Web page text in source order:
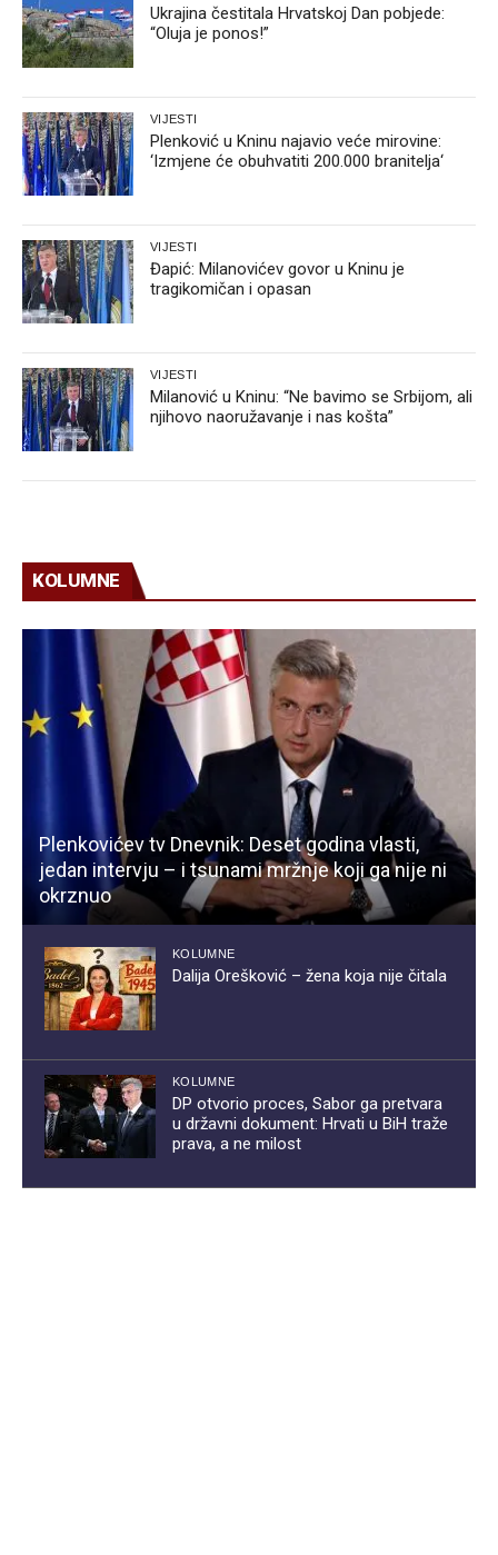
Ukrajina čestitala Hrvatskoj Dan pobjede:
“Oluja je ponos!”
VIJESTI
Plenković u Kninu najavio veće mirovine:
‘Izmjene će obuhvatiti 200.000 branitelja‘
VIJESTI
Đapić: Milanovićev govor u Kninu je
tragikomičan i opasan
VIJESTI
Milanović u Kninu: “Ne bavimo se Srbijom, ali
njihovo naoružavanje i nas košta”
KOLUMNE
Plenkovićev tv Dnevnik: Deset godina vlasti,
jedan intervju – i tsunami mržnje koji ga nije ni
okrznuo
KOLUMNE
Dalija Orešković – žena koja nije čitala
KOLUMNE
DP otvorio proces, Sabor ga pretvara
u državni dokument: Hrvati u BiH traže
prava, a ne milost